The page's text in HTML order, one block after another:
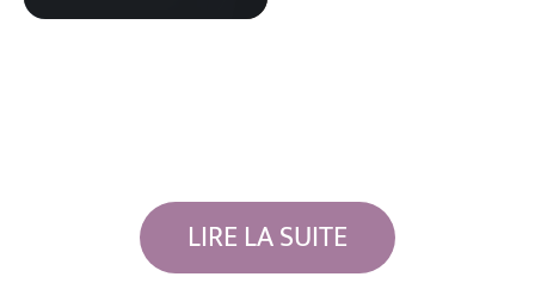
LIRE LA SUITE